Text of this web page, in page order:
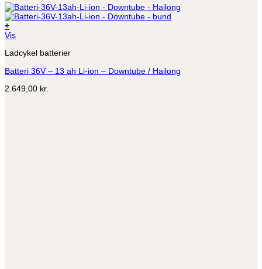
+
Vis
Ladcykel batterier
Batteri 36V – 13 ah Li-ion – Downtube / Hailong
2.649,00 kr.